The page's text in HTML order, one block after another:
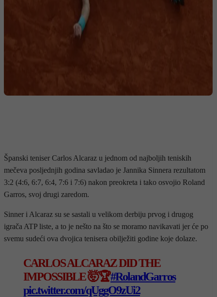
Španski teniser Carlos Alcaraz u jednom od najboljih teniskih
mečeva posljednjih godina savladao je Jannika Sinnera rezultatom
3:2 (4:6, 6:7, 6:4, 7:6 i 7:6) nakon preokreta i tako osvojio Roland
Garros, svoj drugi zaredom.
Sinner i Alcaraz su se sastali u velikom derbiju prvog i drugog
igrača ATP liste, a to je nešto na što se moramo navikavati jer će po
svemu sudeći ova dvojica tenisera obilježiti godine koje dolaze.
CARLOS ALCARAZ DID THE
IMPOSSIBLE 🤯🏆#RolandGarros
pic.twitter.com/qUggO9zUi2